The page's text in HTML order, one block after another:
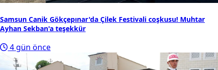
Samsun Canik Gökçepınar'da Çilek Festivali coşkusu! Muhtar
Ayhan Sekban'a teşekkür
4 gün önce